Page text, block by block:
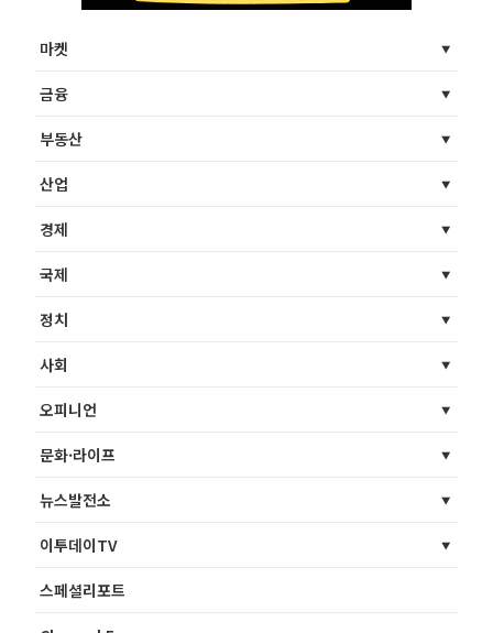
마켓
금융
부동산
산업
경제
국제
정치
사회
오피니언
문화·라이프
뉴스발전소
이투데이TV
스페셜리포트